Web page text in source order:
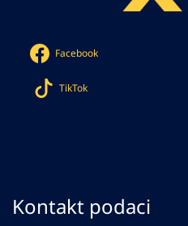
Facebook
TikTok
Kontakt podaci